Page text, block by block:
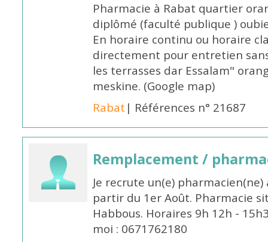
Pharmacie à Rabat quartier
diplômé (faculté publique )
En horaire continu ou horaire
directement pour entretien
les terrasses dar Essalam"
meskine. (Google map)
Rabat | Références n° 21687
Remplacement /
Je recrute un(e)
partir du 1er Août. Pharmacie
Habbous. Horaires 9h 12h -
moi : 0671762180